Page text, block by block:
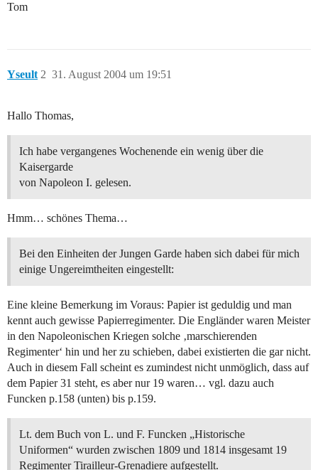
Tom
Yseult 31. August 2004 um 19:51
2
Hallo Thomas,
Ich habe vergangenes Wochenende ein wenig über die
Kaisergarde
von Napoleon I. gelesen.
Hmm… schönes Thema…
Bei den Einheiten der Jungen Garde haben sich dabei für mich
einige Ungereimtheiten eingestellt:
Eine kleine Bemerkung im Voraus: Papier ist geduldig und man
kennt auch gewisse Papierregimenter. Die Engländer waren Meister
in den Napoleonischen Kriegen solche ‚marschierenden
Regimenter‘ hin und her zu schieben, dabei existierten die gar nicht.
Auch in diesem Fall scheint es zumindest nicht unmöglich, dass auf
dem Papier 31 steht, es aber nur 19 waren… vgl. dazu auch
Funcken p.158 (unten) bis p.159.
Lt. dem Buch von L. und F. Funcken „Historische
Uniformen“ wurden zwischen 1809 und 1814 insgesamt 19
Regimenter Tirailleur-Grenadiere aufgestellt.